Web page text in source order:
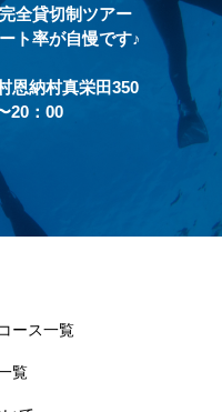
全貸切制ツアー
ト率が自慢です♪
恩納村真栄田350
20：00
ース一覧
覧